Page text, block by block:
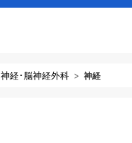
神経･脳神経外科 神経